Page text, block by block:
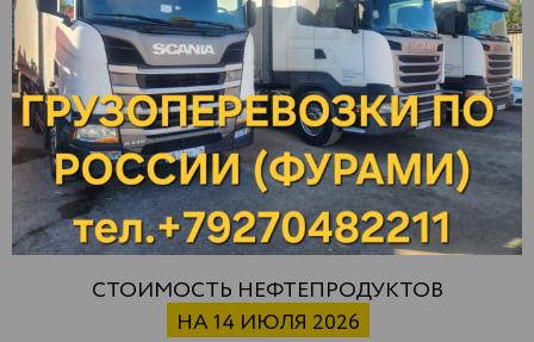
Дзержинск
Дягтерск
Екатеринбург
Елабуга
Жигулевск
Зарайск
Омск
Орел
Оренбург
Орск
Отрадный
Павлово
Шумерля
Энгельс
Южноуральск
Юнгапоси
Янаул
Ярославль
СТОИМОСТЬ НЕФТЕПРОДУКТОВ
НА 14 ИЮЛЯ 2026